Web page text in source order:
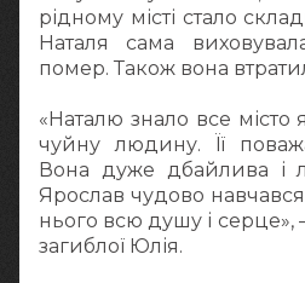
рідному місті стало
Наталя сама
помер. Також вона
«Наталю знало все місто
чуйну людину. Її
Вона дуже дбайлива і
Ярослав чудово
нього всю душу і серце»,
загиблої Юлія.